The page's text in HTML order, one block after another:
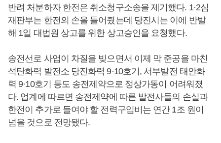
반려 처분하자 한전은 취소청구소송을 제기했다. 1·2심
재판부는 한전의 손을 들어줬는데 당진시는 이에 반발
해 1일 대법원 상고를 위한 상고승인을 요청했다.
송전선로 사업이 차질을 빚으면서 이제 막 준공을 마친
석탄화력 발전소 당진화력 9·10호기, 서부발전 태안화
력 9·10호기 등도 송전제약으로 정상가동이 어려워졌
다. 업계에 따르면 송전제약에 따른 발전사들의 손실과
한전이 추가로 들여야 할 전력구입비는 연간 1조 원이
넘을 것으로 전망됐다.